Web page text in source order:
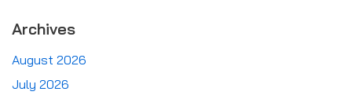
Archives
August 2026
July 2026